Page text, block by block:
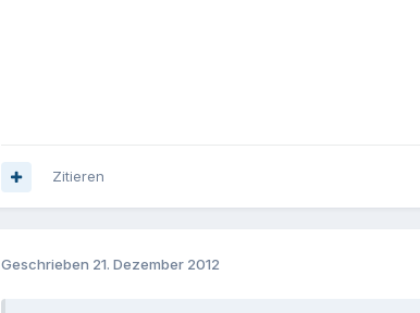
Zitieren
Geschrieben 21. Dezember 2012